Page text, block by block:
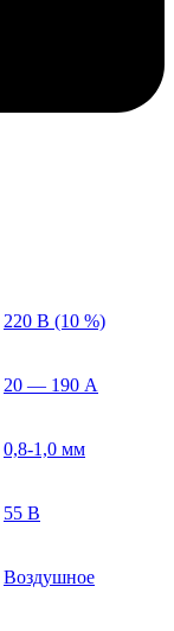
220 В (10 %)
20 — 190 А
0,8-1,0 мм
55 В
Воздушное